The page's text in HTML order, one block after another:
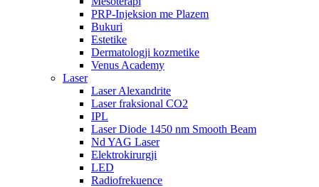
PRP-Injeksion me Plazem
Bukuri
Estetike
Dermatologji kozmetike
Venus Academy
Laser
Laser Alexandrite
Laser fraksional CO2
IPL
Laser Diode 1450 nm Smooth Beam
Nd YAG Laser
Elektrokirurgji
LED
Radiofrekuence